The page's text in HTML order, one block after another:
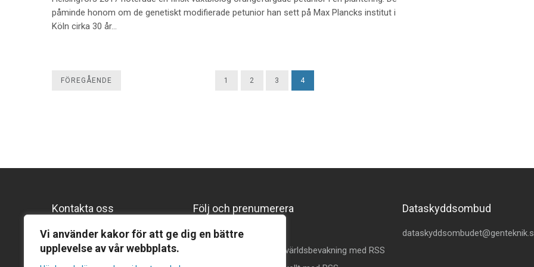
Vi använder kakor för att ge dig en bättre
upplevelse av vår webbplats.
påminde honom om de genetiskt modifierade petunior han sett på Max Plancks institut i
Köln cirka 30 år…
FÖREGÅENDE 1 2 3 4
Kontakta oss
Gentekniknämnden
Följ och prenumerera
Följ oss på Linkedin
Prenumerera på Omvärldsbevakning med RSS
Dataskyddsombud